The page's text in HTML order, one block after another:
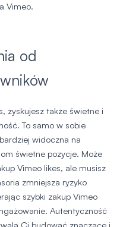
Vimeo.
od
zyskujesz także świetne i
To samo w sobie
widoczna na
świetne pozycje. Może
Vimeo likes, ale musisz
zmniejsza ryzyko
szybki zakup Vimeo
Autentyczność